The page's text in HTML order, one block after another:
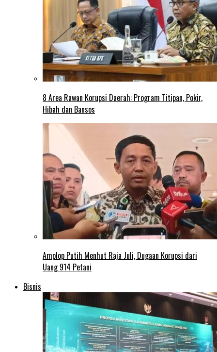
8 Area Rawan Korupsi Daerah: Program Titipan, Pokir,
Hibah dan Bansos
Amplop Putih Menhut Raja Juli, Dugaan Korupsi dari
Uang 914 Petani
Bisnis